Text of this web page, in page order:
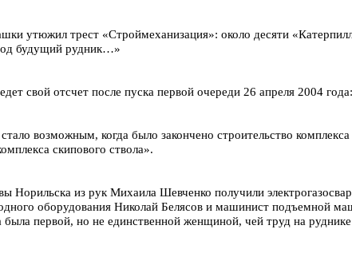
утюжил трест «Строймеханизация»: около десяти
будущий рудник…»
свой отсчет после пуска первой очереди 26 апреля 2004 года:
возможным, когда было закончено строительство
скипового ствола».
Норильска из рук Михаила Шевченко получили
оборудования Николай Белясов и машинист подъемной
первой, но не единственной женщиной, чей труд на